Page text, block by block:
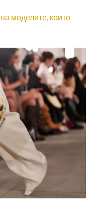
моделите, които